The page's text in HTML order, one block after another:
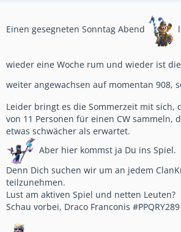
Einen gesegneten Sonntag Abend
wieder eine Woche rum und wieder ist
weiter angewachsen auf momentan 908,
Leider bringt es die Sommerzeit mit sich,
von 11 Personen für einen CW sammeln,
etwas schwächer als erwartet.
Aber hier kommst ja Du ins Spiel.
Denn Dich suchen wir um an jedem
teilzunehmen.
Lust am aktiven Spiel und netten Leuten?
Schau vorbei, Draco Franconis